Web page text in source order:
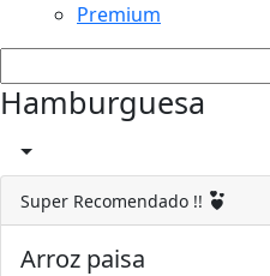
Premium
Hamburguesa
Super Recomendado !!
Arroz paisa